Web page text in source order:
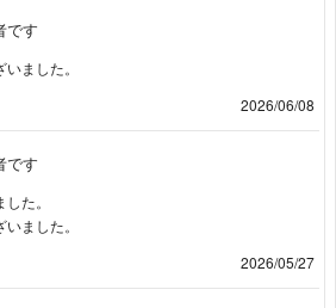
です
ました。
2026/06/08
です
た。
ました。
2026/05/27